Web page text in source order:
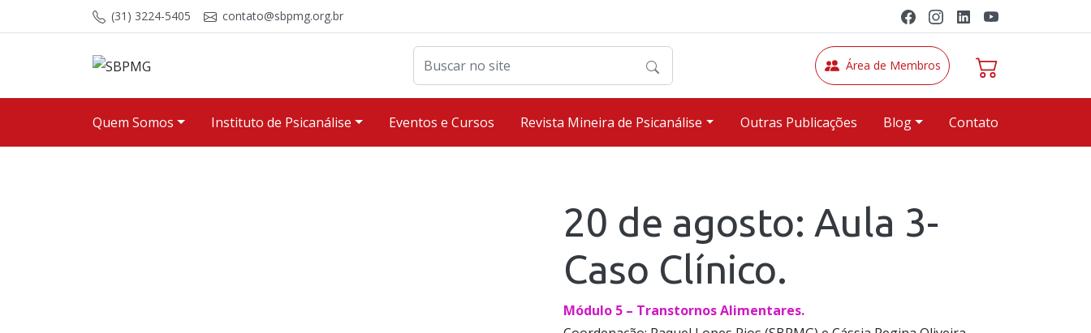
(31) 3224-5405 contato@sbpmg.org.br
Buscar no site Área de Membros
Quem Somos Instituto de Psicanálise Eventos e Cursos Revista Mineira de Psicanálise Outras Publicações Blog Contato
20 de agosto: Aula 3-
Caso Clínico.
Módulo 5 – Transtornos Alimentares.